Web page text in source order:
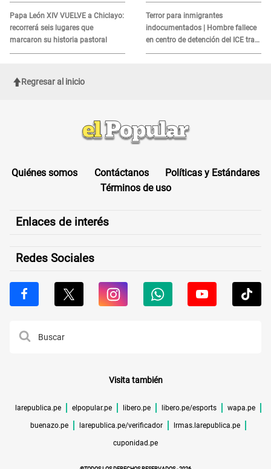
Papa León XIV VUELVE a Chiclayo:
recorrerá seis lugares que
marcaron su historia pastoral
es?
Terror para inmigrantes
indocumentados | Hombre fallece
en centro de detención del ICE tras
sufrir una "emergencia médica"
Regresar al inicio
Quiénes somos Contáctanos
Políticas y Estándares
Términos de uso
Enlaces de interés
Redes Sociales
Visita también
larepublica.pe elpopular.pe libero.pe libero.pe/esports wapa.pe
buenazo.pe larepublica.pe/verificador lrmas.larepublica.pe
cuponidad.pe